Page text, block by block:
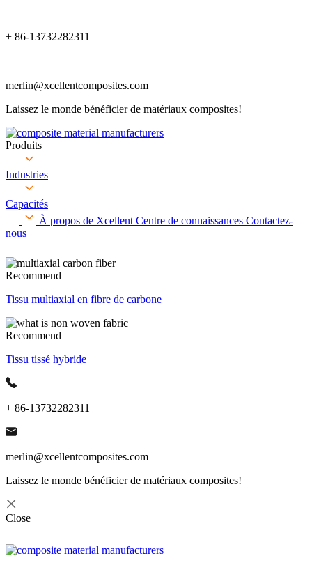
+ 86-13732282311
merlin@xcellentcomposites.com
Laissez le monde bénéficier de matériaux composites!
Produits
Industries
Capacités
À propos de Xcellent Centre de connaissances Contactez-
nous
Recommend
Tissu multiaxial en fibre de carbone
Recommend
Tissu tissé hybride
+ 86-13732282311
merlin@xcellentcomposites.com
Laissez le monde bénéficier de matériaux composites!
Close